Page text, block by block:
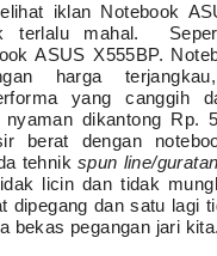
iklan Notebook
terlalu mahal.
ASUS X555BP.
harga
yang canggih
dikantong Rp.
berat dengan
tehnik spun line/guratan
licin dan tidak
dipegang dan satu lagi
bekas pegangan jari kita.